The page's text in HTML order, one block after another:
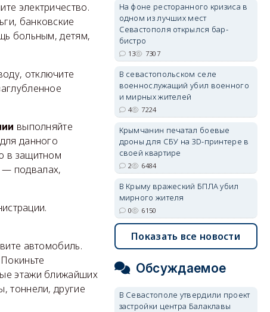
электричество.
банковские
больным, детям,
отключите
выполняйте
данного
в защитном
— подвалах,
автомобиль.
этажи ближайших
тоннели, другие
erid: 2SDnjdvhGXG
На фоне ресторанного кризиса в
одном из лучших мест
Севастополя открылся бар-
бистро
13 7307
В севастопольском селе
военнослужащий убил военного
и мирных жителей
4 7224
Крымчанин печатал боевые
дроны для СБУ на 3D-принтере в
своей квартире
2 6484
В Крыму вражеский БПЛА убил
мирного жителя
0 6150
Показать все новости
Обсуждаемое
В Севастополе утвердили проект
застройки центра Балаклавы